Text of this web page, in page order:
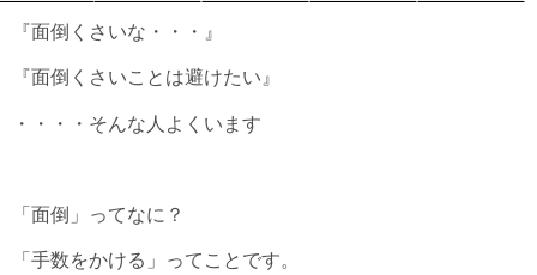
『面倒くさいな・・・』
『面倒くさいことは避けたい』
・・・・そんな人よくいます
「面倒」ってなに？
「手数をかける」ってことです。